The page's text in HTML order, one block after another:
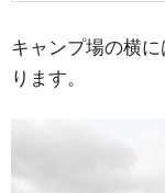
キャンプ場の横
ります。